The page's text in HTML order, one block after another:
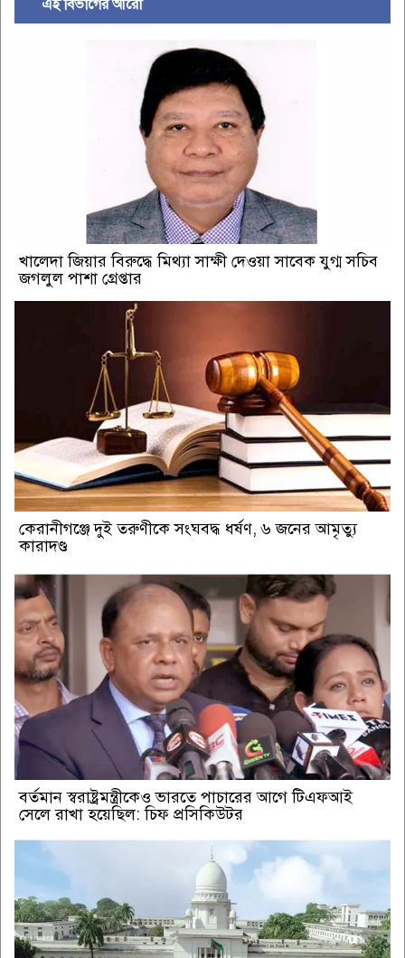
এই বিভাগের আরো
খালেদা জিয়ার বিরুদ্ধে মিথ্যা সাক্ষী দেওয়া সাবেক যুগ্ম সচিব
জগলুল পাশা গ্রেপ্তার
কেরানীগঞ্জে দুই তরুণীকে সংঘবদ্ধ ধর্ষণ, ৬ জনের আমৃত্যু
কারাদণ্ড
বর্তমান স্বরাষ্ট্রমন্ত্রীকেও ভারতে পাচারের আগে টিএফআই
সেলে রাখা হয়েছিল: চিফ প্রসিকিউটর